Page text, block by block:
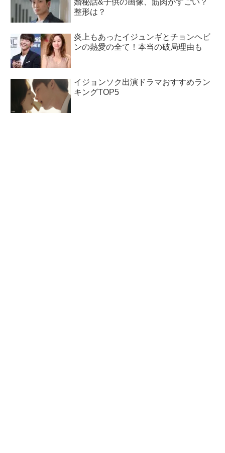
婚秘話&子供の画像、筋肉がすごい？
整形は？
炎上もあったイジュンギとチョンヘビ
ンの熱愛の全て！本当の破局理由も
イジョンソク出演ドラマおすすめラン
キングTOP5